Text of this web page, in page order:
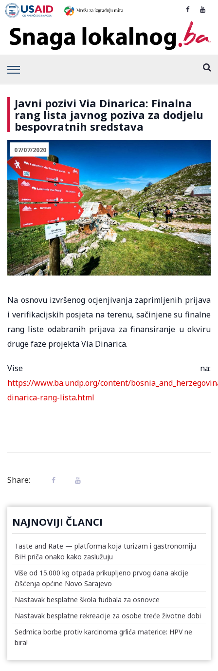
Javni pozivi Via Dinarica: Finalna
rang lista javnog poziva za dodjelu
bespovratnih sredstava
07/07/2020
Na osnovu izvršenog ocjenjivanja zaprimljenih prijava
i verifikacijskih posjeta na terenu, sačinjene su finalne
rang liste odabranih prijava za finansiranje u okviru
druge faze projekta Via Dinarica.
Vise na:
https://www.ba.undp.org/content/
dinarica-rang-lista.html
Share:
NAJNOVIJI ČLANCI
Taste and Rate — platforma koja turizam i gastronomiju
BiH priča onako kako zaslužuju
Više od 15.000 kg otpada prikupljeno prvog dana akcije
čišćenja općine Novo Sarajevo
Nastavak besplatne škola fudbala za osnovce
Nastavak besplatne rekreacije za osobe treće životne dobi
Sedmica borbe protiv karcinoma grlića materice: HPV ne
bira!